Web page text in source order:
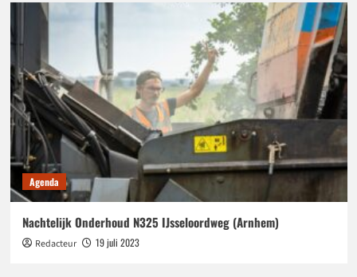
Agenda
Nachtelijk Onderhoud N325 IJsseloordweg (Arnhem)
Redacteur 19 juli 2023